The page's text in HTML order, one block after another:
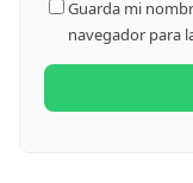
Guarda mi
navegador para